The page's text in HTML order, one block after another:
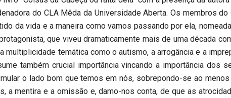
do CLA Mêda da Universidade Aberta. Os membros
da vida e a maneira como vamos passando por ela,
que viveu dramaticamente mais de uma década
temática como o autismo, a arrogância e a
também crucial importância vincando a importância dos
o lado bom que temos em nós, sobrepondo-se ao
mentira e a omissão e, damo-nos conta, de que as